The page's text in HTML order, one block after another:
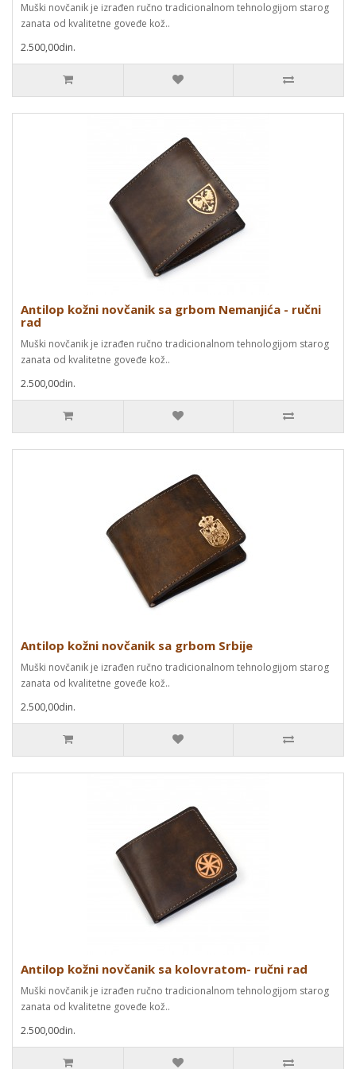
Muški novčanik je izrađen ručno tradicionalnom tehnologijom starog
zanata od kvalitetne goveđe kož..
2.500,00din.
Antilop kožni novčanik sa grbom Nemanjića - ručni
rad
Muški novčanik je izrađen ručno tradicionalnom tehnologijom starog
zanata od kvalitetne goveđe kož..
2.500,00din.
Antilop kožni novčanik sa grbom Srbije
Muški novčanik je izrađen ručno tradicionalnom tehnologijom starog
zanata od kvalitetne goveđe kož..
2.500,00din.
Antilop kožni novčanik sa kolovratom- ručni rad
Muški novčanik je izrađen ručno tradicionalnom tehnologijom starog
zanata od kvalitetne goveđe kož..
2.500,00din.